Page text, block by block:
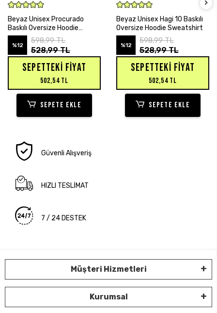
Beyaz Unisex Procurado
Baskılı Oversize Hoodie
Sweatshirt
%12
598,99 TL
528,99 TL
SEPETTEKI FIYAT
502,54 TL
SEPETE EKLE
Beyaz Unisex Hagi 10 Baskılı
Oversize Hoodie Sweatshirt
%12
598,99 TL
528,99 TL
SEPETTEKI FIYAT
502,54 TL
SEPETE EKLE
Güvenli Alışveriş
HIZLI TESLİMAT
7 / 24 DESTEK
Müşteri Hizmetleri
Kurumsal